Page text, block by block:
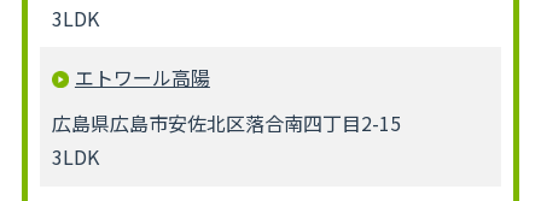
3LDK
エトワール高陽
広島県広島市安佐北区落合南四丁目2-15
3LDK